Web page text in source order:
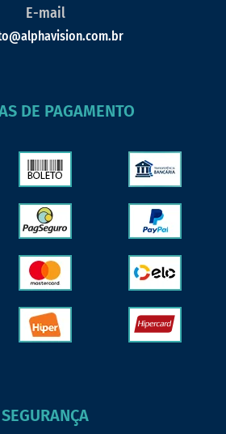
E-mail
DE PAGAMENTO
SEGURANÇA